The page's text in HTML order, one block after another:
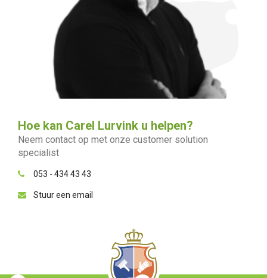
Hoe kan Carel Lurvink u helpen?
Neem contact op met onze customer solution
specialist
053 - 434 43 43
Stuur een email